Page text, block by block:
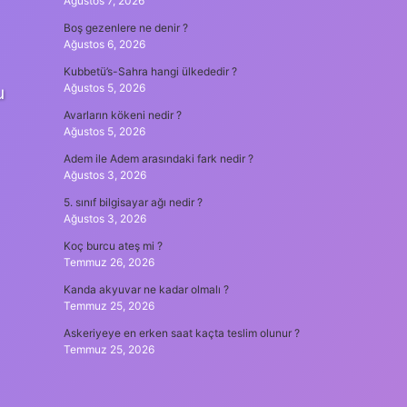
Boş gezenlere ne denir ?
Ağustos 6, 2026
Kubbetü’s-Sahra hangi ülkededir ?
Ağustos 5, 2026
Avarların kökeni nedir ?
Ağustos 5, 2026
Adem ile Adem arasındaki fark nedir ?
Ağustos 3, 2026
5. sınıf bilgisayar ağı nedir ?
Ağustos 3, 2026
Koç burcu ateş mi ?
Temmuz 26, 2026
Kanda akyuvar ne kadar olmalı ?
Temmuz 25, 2026
Askeriyeye en erken saat kaçta teslim olunur ?
Temmuz 25, 2026